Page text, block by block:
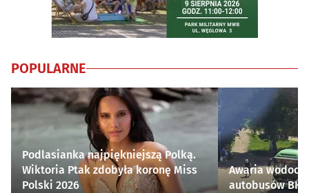
POPULARNE
Podlasianka najpiękniejszą Polką.
Wiktoria Ptak zdobyła koronę Miss
Polski 2026
Awaria
autobusów